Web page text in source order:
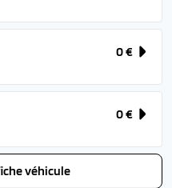
0 €
0 €
véhicule